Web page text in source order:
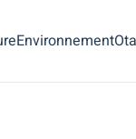
Environnement